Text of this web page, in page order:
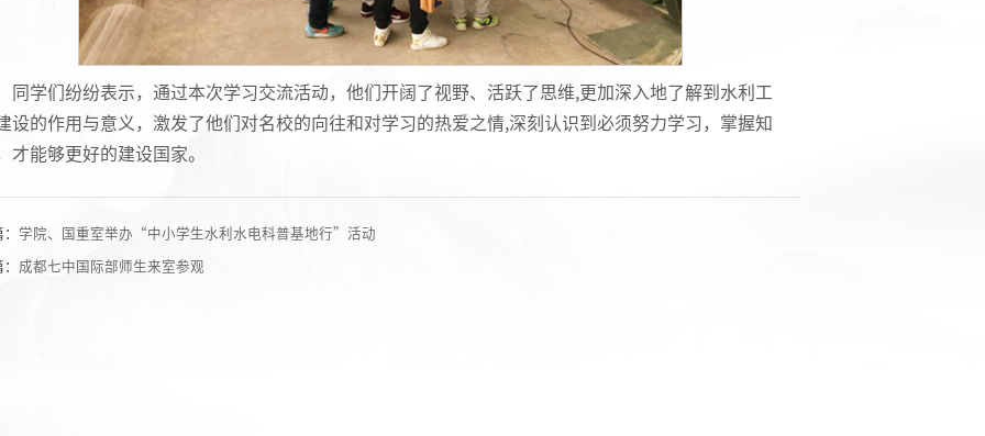
同学们纷纷表示，通过本次学习交流活动，他们开阔了视野、活跃了思维,更加深入地了解到水利工
设的作用与意义，激发了他们对名校的向往和对学习的热爱之情,深刻认识到必须努力学习，掌握知
才能够更好的建设国家。
学院、国重室举办“中小学生水利水电科普基地行”活动
成都七中国际部师生来室参观